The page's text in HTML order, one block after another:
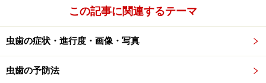
で透明感が少ないため自然感に乏しい感じで逆に目立ち
かに目立ちにくくなります。
■強度と硬さ
この記事に関連するテーマ
虫歯の症状・進行度・画像・写真
虫歯の予防法